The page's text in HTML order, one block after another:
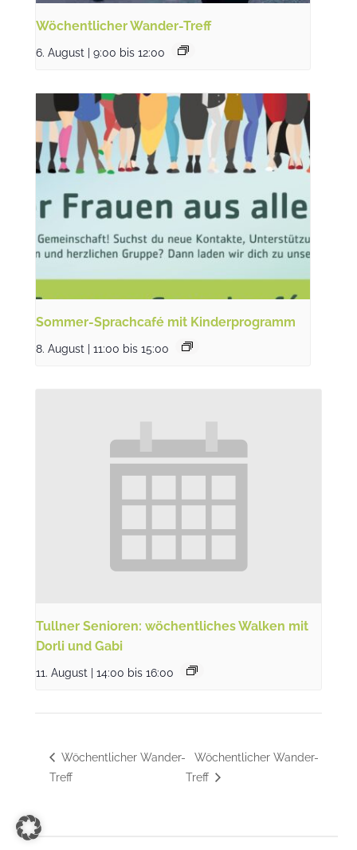
Wöchentlicher Wander-Treff
6. August | 9:00 bis 12:00
Sommer-Sprachcafé mit Kinderprogramm
8. August | 11:00 bis 15:00
Tullner Senioren: wöchentliches Walken mit
Dorli und Gabi
11. August | 14:00 bis 16:00
Wöchentlicher Wander-
Treff
Wöchentlicher Wander-
Treff